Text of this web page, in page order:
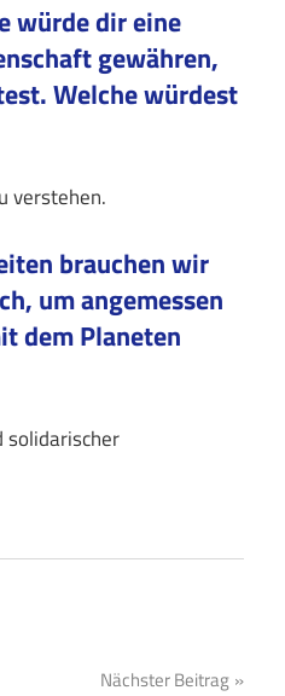
würde dir eine
gewähren,
Welche würdest
verstehen.
brauchen wir
um angemessen
dem Planeten
solidarischer
Nächster Beitrag